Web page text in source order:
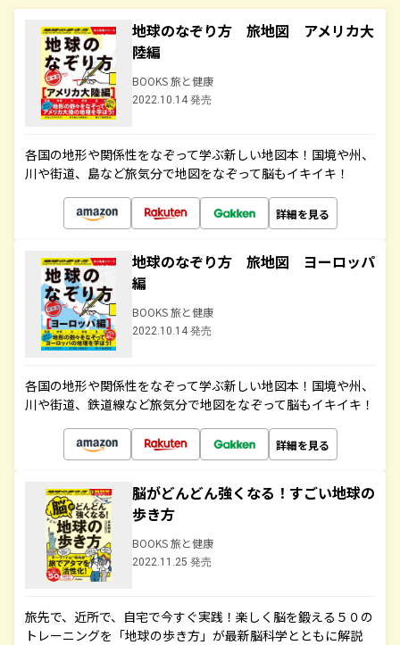
地球のなぞり方 旅地図 アメリカ大
陸編
BOOKS 旅と健康
2022.10.14 発売
各国の地形や関係性をなぞって学ぶ新しい地図本！国境や州、
川や街道、島など旅気分で地図をなぞって脳もイキイキ！
詳細を見る
地球のなぞり方 旅地図 ヨーロッパ
編
BOOKS 旅と健康
2022.10.14 発売
各国の地形や関係性をなぞって学ぶ新しい地図本！国境や州、
川や街道、鉄道線など旅気分で地図をなぞって脳もイキイキ！
詳細を見る
脳がどんどん強くなる！すごい地球の
歩き方
BOOKS 旅と健康
2022.11.25 発売
旅先で、近所で、自宅で今すぐ実践！楽しく脳を鍛える５０の
トレーニングを「地球の歩き方」が最新脳科学とともに解説